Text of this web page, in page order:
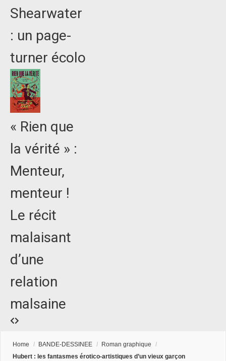
Shearwater
: un page-
turner écolo
« Rien que
la vérité » :
Menteur,
menteur !
Le récit
malaisant
d’une
relation
malsaine
Home / BANDE-DESSINEE / Roman graphique
/
Hubert : les fantasmes érotico-artistiques d’un vieux garçon